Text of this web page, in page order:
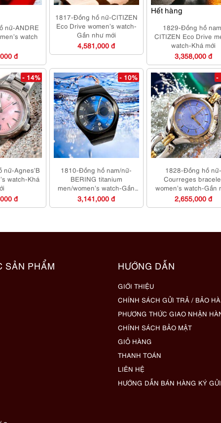
nữ-ANDRE
watch
đ
1817-Đồng hồ nữ-CITIZEN
Eco Drive women’s watch-
Gần như mới
4,581,000 đ
Hết hàng
1829-Đồng hồ
CITIZEN Eco Drive
watch-Khá mới
3,358,000 đ
- 14%
Agnes’B
watch-Khá
đ
- 10%
1810-Đồng hồ nam/nữ-
BERING titanium
men/women’s watch-Gần
như mới
3,141,000 đ
-
1828-Đồng hồ nữ-
Courreges
women’s watch-Gần
mới
2,655,000 đ
SẢN PHẨM HƯỚNG DẪN
GIỚI THIỆU
CHÍNH SÁCH GỬI TRẢ / BẢO
PHƯƠNG THỨC GIAO NHẬN
CHÍNH SÁCH BẢO MẬT
GIỎ HÀNG
THANH TOÁN
LIÊN HỆ
HƯỚNG DẪN BÁN HÀNG KÝ GỬI